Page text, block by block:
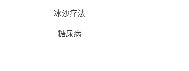
冰沙疗法
糖尿病